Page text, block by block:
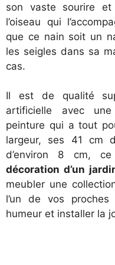
son vaste sourire
l’oiseau qui
que ce nain soit un
les seigles dans sa
cas.
Il est de qualité
artificielle avec
peinture qui a tout
largeur, ses 41 cm
d’environ 8 cm,
décoration d’un
meubler une
l’un de vos
humeur et installer la